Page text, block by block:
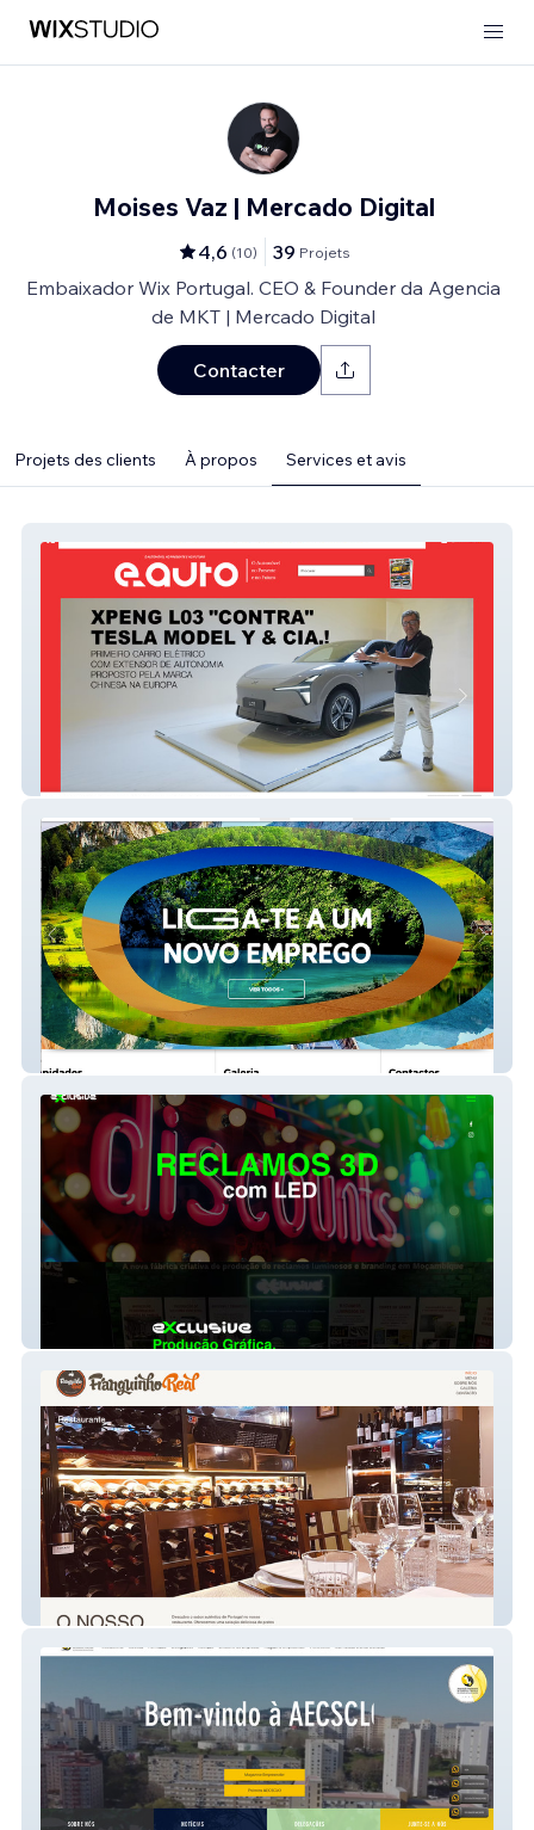
Moises Vaz | Mercado Digital
4,6 (10) 39 Projets
Embaixador Wix Portugal. CEO & Founder da Agencia
de MKT | Mercado Digital
Contacter
Projets des clients À propos Services et avis
MEO Recrutamento